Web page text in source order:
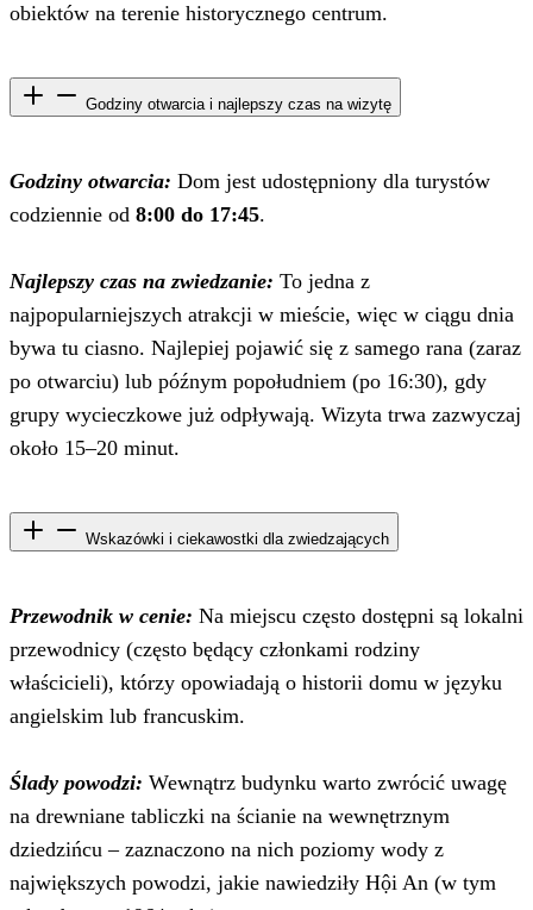
obiektów na terenie historycznego centrum.
Godziny otwarcia i najlepszy czas na wizytę
Godziny otwarcia: Dom jest udostępniony dla turystów
codziennie od 8:00 do 17:45.
Najlepszy czas na zwiedzanie: To jedna z
najpopularniejszych atrakcji w mieście, więc w ciągu dnia
bywa tu ciasno. Najlepiej pojawić się z samego rana (zaraz
po otwarciu) lub późnym popołudniem (po 16:30), gdy
grupy wycieczkowe już odpływają. Wizyta trwa zazwyczaj
około 15–20 minut.
Wskazówki i ciekawostki dla zwiedzających
Przewodnik w cenie: Na miejscu często dostępni są lokalni
przewodnicy (często będący członkami rodziny
właścicieli), którzy opowiadają o historii domu w języku
angielskim lub francuskim.
Ślady powodzi: Wewnątrz budynku warto zwrócić uwagę
na drewniane tabliczki na ścianie na wewnętrznym
dziedzińcu – zaznaczono na nich poziomy wody z
największych powodzi, jakie nawiedziły Hội An (w tym